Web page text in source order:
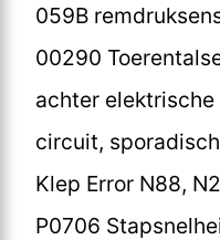
059B
00290
achter
circuit,
Klep Error N88,
P0706